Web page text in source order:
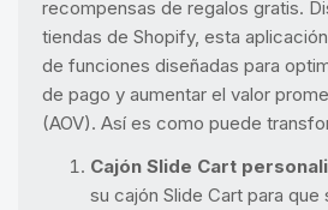
recompensas de regalos gratis.
tiendas de Shopify, esta
de funciones diseñadas para
de pago y aumentar el valor
(AOV). Así es como puede
Cajón Slide Cart
su cajón Slide Cart para que